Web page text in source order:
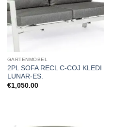
GARTENMÖBEL
2PL SOFA RECL C-COJ KLEDI
LUNAR-ES.
€1,050.00